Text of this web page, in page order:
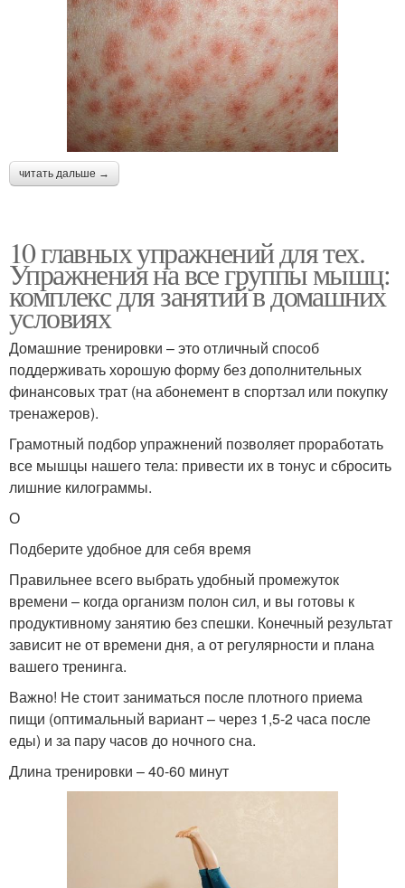
читать дальше →
10 главных упражнений для тех.
Упражнения на все группы мышц:
комплекс для занятий в домашних
условиях
Домашние тренировки – это отличный способ
поддерживать хорошую форму без дополнительных
финансовых трат (на абонемент в спортзал или покупку
тренажеров).
Грамотный подбор упражнений позволяет проработать
все мышцы нашего тела: привести их в тонус и сбросить
лишние килограммы.
О
Подберите удобное для себя время
Правильнее всего выбрать удобный промежуток
времени – когда организм полон сил, и вы готовы к
продуктивному занятию без спешки. Конечный результат
зависит не от времени дня, а от регулярности и плана
вашего тренинга.
Важно! Не стоит заниматься после плотного приема
пищи (оптимальный вариант – через 1,5-2 часа после
еды) и за пару часов до ночного сна.
Длина тренировки – 40-60 минут